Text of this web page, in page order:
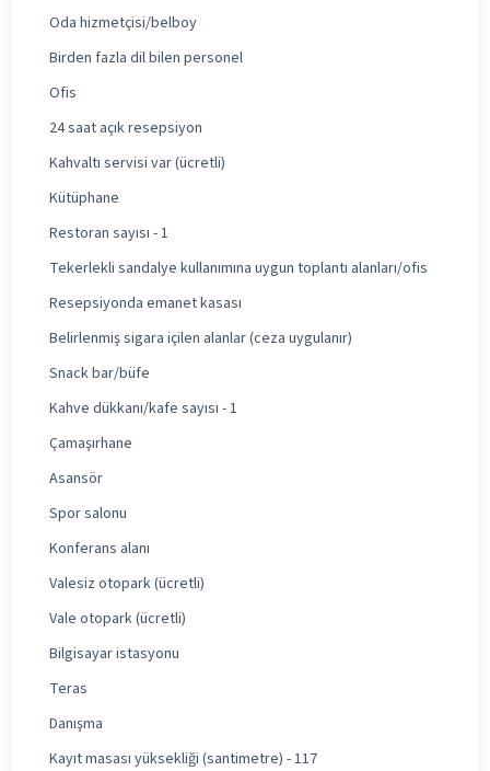
Oda hizmetçisi/belboy
Birden fazla dil bilen personel
Ofis
24 saat açık resepsiyon
Kahvaltı servisi var (ücretli)
Kütüphane
Restoran sayısı - 1
Tekerlekli sandalye kullanımına uygun toplantı alanları/ofis
Resepsiyonda emanet kasası
Belirlenmiş sigara içilen alanlar (ceza uygulanır)
Snack bar/büfe
Kahve dükkanı/kafe sayısı - 1
Çamaşırhane
Asansör
Spor salonu
Konferans alanı
Valesiz otopark (ücretli)
Vale otopark (ücretli)
Bilgisayar istasyonu
Teras
Danışma
Kayıt masası yüksekliği (santimetre) - 117